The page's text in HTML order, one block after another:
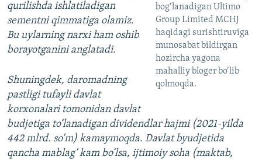
bog‘lanadigan Ultimo
Group Limited MCHJ
haqidagi surishtiruviga
munosabat bildirgan
hozircha yagona
mahalliy bloger bo‘lib
qolmoqda.
qurilishda ishlatiladigan
sementni qimmatiga olamiz.
Bu uylarning narxi ham oshib
borayotganini anglatadi.
Shuningdek, daromadning
pastligi tufayli davlat
korxonalari tomonidan davlat
budjetiga to‘lanadigan dividendlar hajmi (2021-yilda
442 mlrd. so‘m) kamaymoqda. Davlat byudjetida
qancha mablag‘ kam bo‘lsa, ijtimoiy soha (maktab,